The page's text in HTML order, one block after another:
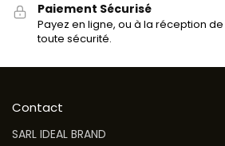
Paiement Sécurisé
Payez en ligne, ou à la réception
toute sécurité.
Contact
SARL IDEAL BRAND